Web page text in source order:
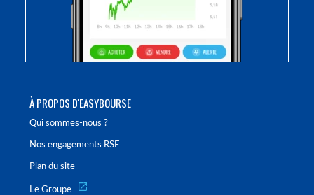
À PROPOS D'EASYBOURSE
Qui sommes-nous ?
Nos engagements RSE
Plan du site
Le Groupe